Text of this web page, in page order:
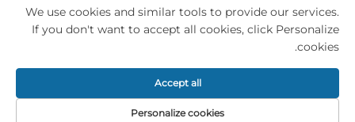
کپی‌رایت © ۲۰۲۶ توسط شرکت ماشین‌آلات گائوشانگ دونگقوان، محدوده
سیاست حفظ حریم خصوصی
We use cookies and similar tools to provide our services.
If you don't want to accept all cookies, click Personalize
cookies.
Personalize cookies
Accept all